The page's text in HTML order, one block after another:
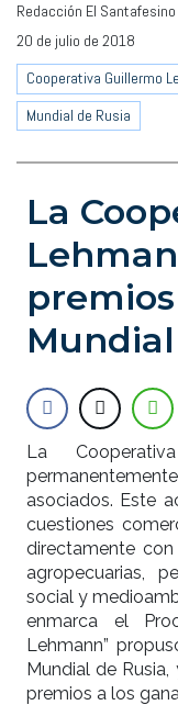
Redacción El Santafesino
20 de julio de 2018
Cooperativa Guillermo
Mundial de Rusia
La
Mundial
La
asociados. Este
cuestiones
directamente
agropecuarias,
social y
enmarca el
Lehmann”
Mundial de
premios a los